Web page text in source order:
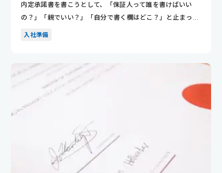
内定承諾書を書こうとして、「保証人って誰を書けばいい
の？」「親でいい？」「自分で書く欄はどこ？」と止まって
しまう人は多い...
入社準備